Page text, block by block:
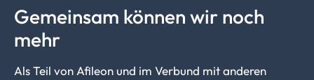
Gemeinsam können wir noch
mehr
Als Teil von Afileon und im Verbund mit anderen